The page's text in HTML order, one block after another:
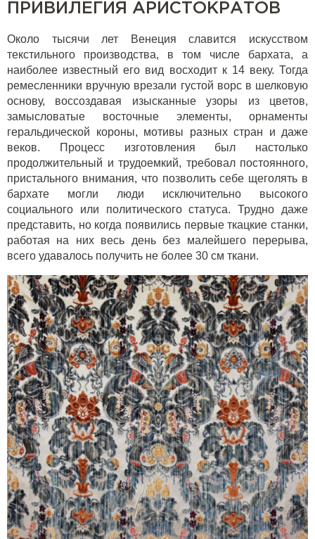
ПРИВИЛЕГИЯ АРИСТОКРАТОВ
Около тысячи лет Венеция славится искусством
текстильного производства, в том числе бархата, а
наиболее известный его вид восходит к 14 веку. Тогда
ремесленники вручную врезали густой ворс в шелковую
основу, воссоздавая изысканные узоры из цветов,
замысловатые восточные элементы, орнаменты
геральдической короны, мотивы разных стран и даже
веков. Процесс изготовления был настолько
продолжительный и трудоемкий, требовал постоянного,
пристального внимания, что позволить себе щеголять в
бархате могли люди исключительно высокого
социального или политического статуса. Трудно даже
представить, но когда появились первые ткацкие станки,
работая на них весь день без малейшего перерыва,
всего удавалось получить не более 30 см ткани.